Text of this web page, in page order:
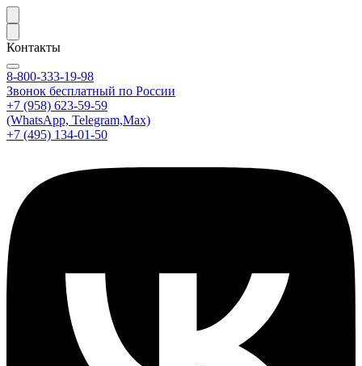
Контакты
8-800-333-19-98
Звонок бесплатный по России
+7 (958) 623-59-59
(WhatsApp, Telegram,Max)
+7 (495) 134-01-50